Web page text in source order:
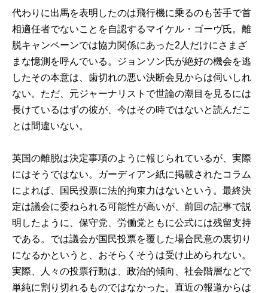
代わりに出馬を表明したのは飛行機に乗るのも苦手で首
相適任者でないことを自認するマイケル・ゴーヴ氏。離
脱キャンペーンでは協力関係にあった2人だけにさまざ
まな憶測を呼んでいる。ジョンソン氏が絶好の機会を逃
したその本意は、歯切れの悪い決断会見からは伺いしれ
ない。ただ、元ジャーナリストで世論の潮目を見るには
長けているはずの彼が、今はその時ではないと読んだこ
とは間違いない。
英国の離脱は決定事項のように報じられているが、実際
にはそうではない。ガーディアン紙に掲載されたコラム
によれば、国民投票に法的拘束力はないという。最終決
定は議会に委ねられる可能性が高いが、前回の記事で説
明したように、保守党、労働党ともに公式には残留支持
である。では議会が国民投票を覆した場合民意の裏切り
になるかというと、おそらくそうは受け止められない。
実際、人々の投票行動は、政治的傾向、社会階層などで
単純に割り切れるものではなかった。直近の報道からは